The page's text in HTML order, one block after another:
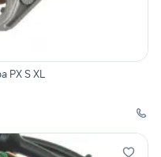
PX S XL